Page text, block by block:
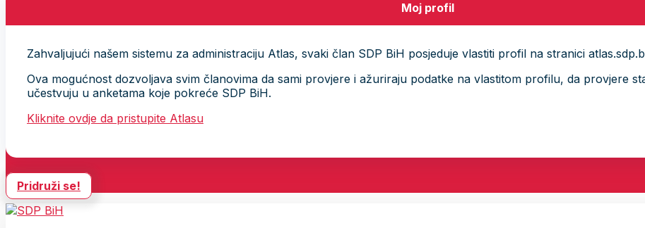
Moj profil
Zahvaljujući našem sistemu za administraciju Atlas, svaki član SDP BiH posjeduje vlastiti profil na stranici
Ova mogućnost dozvoljava svim članovima da sami provjere i ažuriraju podatke na vlastitom profilu, da provjere
učestvuju u anketama koje pokreće SDP BiH.
Kliknite ovdje da pristupite Atlasu
Pridruži se!